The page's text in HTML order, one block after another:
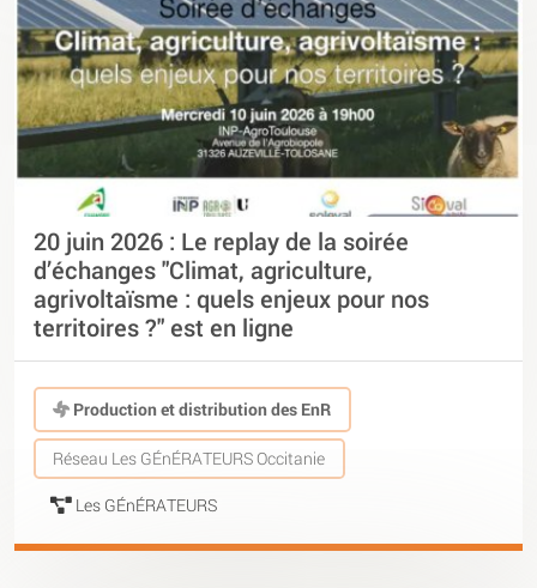
20 juin 2026 : Le replay de la soirée
d’échanges "Climat, agriculture,
agrivoltaïsme : quels enjeux pour nos
territoires ?" est en ligne
Production et distribution des EnR
Réseau Les GÉnÉRATEURS Occitanie
Les GÉnÉRATEURS